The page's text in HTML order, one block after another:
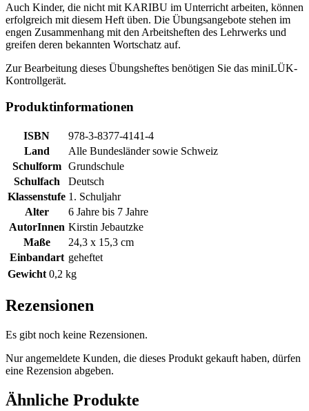
Auch Kinder, die nicht mit KARIBU im Unterricht arbeiten, können
erfolgreich mit diesem Heft üben. Die Übungsangebote stehen im
engen Zusammenhang mit den Arbeitsheften des Lehrwerks und
greifen deren bekannten Wortschatz auf.
Zur Bearbeitung dieses Übungsheftes benötigen Sie das miniLÜK-
Kontrollgerät.
Produktinformationen
ISBN
978-3-8377-4141-4
Land
Alle Bundesländersowie Schweiz
Schulform
Grundschule
Schulfach
Deutsch
Klassenstufe 1. Schuljahr
Alter
6 Jahre bis 7 Jahre
AutorInnen Kirstin Jebautzke
Maße
24,3 x 15,3 cm
Einbandart geheftet
Gewicht 0,2 kg
Rezensionen
Es gibt noch keine Rezensionen.
Nur angemeldete Kunden, die dieses Produkt gekauft haben, dürfen
eine Rezension abgeben.
Ähnliche Produkte